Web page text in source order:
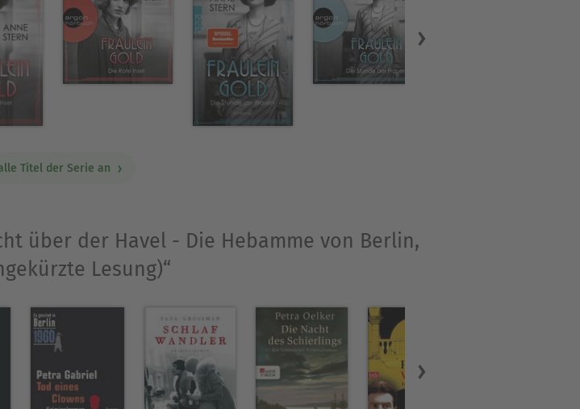
Titel der Serie an
über der Havel - Die Hebamme von Berlin,
Lesung)“